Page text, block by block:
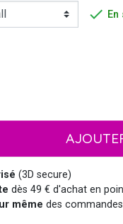

(3D secure)
dès 49 € d'achat en
même des